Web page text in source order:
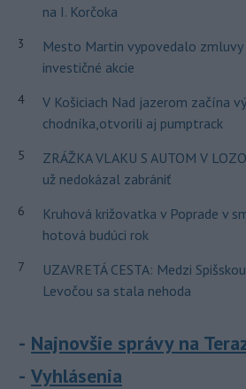
na I. Korčoka
3
Mesto Martin vypovedalo
investičné akcie
4
V Košiciach Nad jazerom začína
chodníka,otvorili aj pumptrack
5
ZRÁŽKA VLAKU S AUTOM V
už nedokázal zabrániť
6
Kruhová križovatka v Poprade v
hotová budúci rok
7
UZAVRETÁ CESTA: Medzi
Levočou sa stala nehoda
Najnovšie správy na
Vyhlásenia